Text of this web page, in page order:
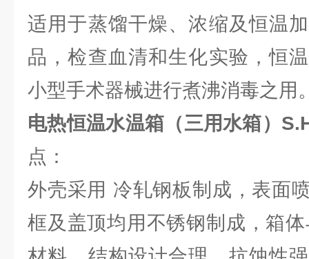
适用于蒸馏干燥、浓缩及恒温
品，检查血清和生化实验，恒
小型手术器械进行煮沸消毒之用
电热恒温水温箱（三用水箱）
点：
外壳采用 冷轧钢板制成，表面
框及盖顶均用不锈钢制成，箱